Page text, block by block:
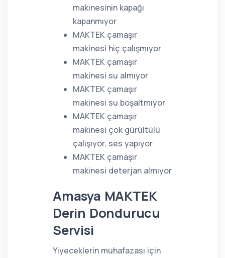
makinesinin kapağı
kapanmıyor
MAKTEK çamaşır
makinesi hiç çalışmıyor
MAKTEK çamaşır
makinesi su almıyor
MAKTEK çamaşır
makinesi su boşaltmıyor
MAKTEK çamaşır
makinesi çok gürültülü
çalışıyor, ses yapıyor
MAKTEK çamaşır
makinesi deterjan almıyor
Amasya MAKTEK
Derin Dondurucu
Servisi
Yiyeceklerin muhafazası için